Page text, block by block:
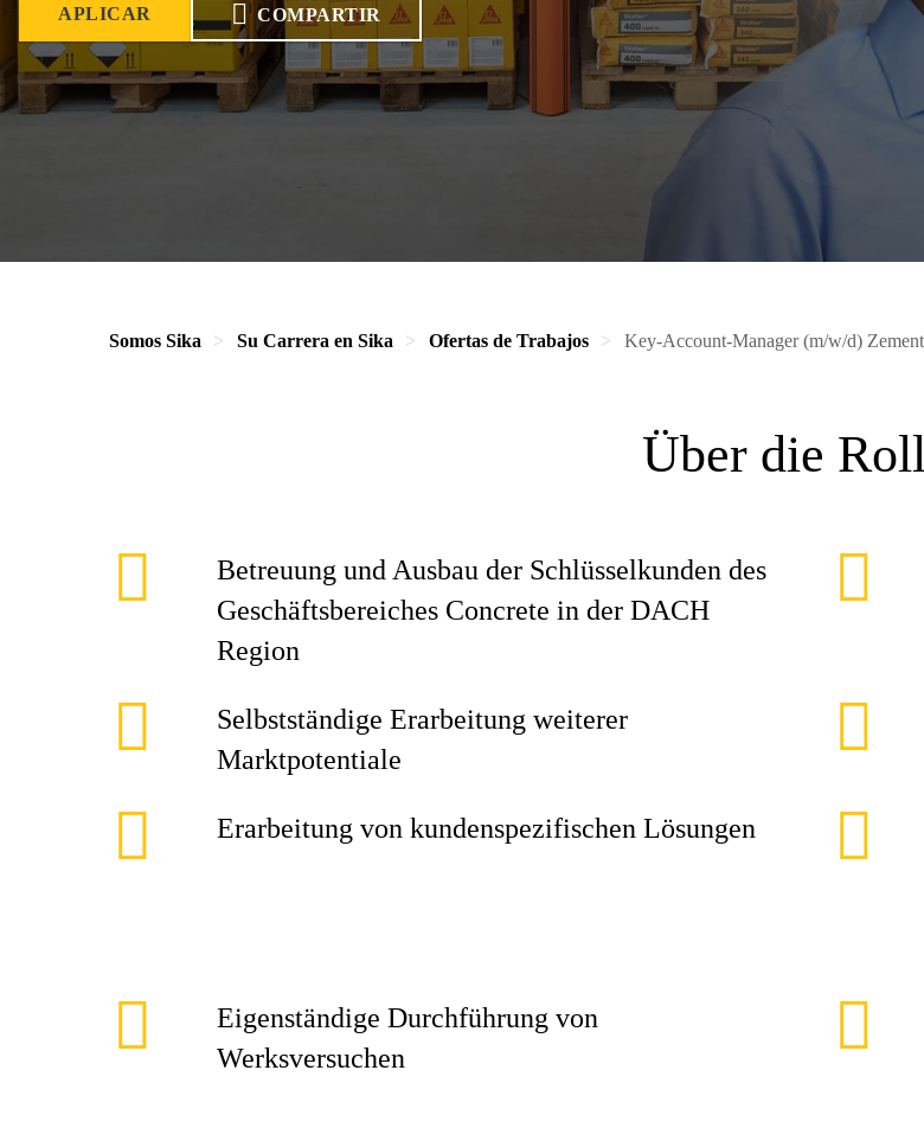
APLICAR COMPARTIR
Somos Sika Su Carrera en Sika Ofertas de Trabajos Key-Account-Manager (m/w/d)
Über die
Betreuung und Ausbau der Schlüsselkunden des
Geschäftsbereiches Concrete in der DACH
Region
Selbstständige Erarbeitung weiterer
Marktpotentiale
Erarbeitung von kundenspezifischen Lösungen
Eigenständige Durchführung von
Werksversuchen